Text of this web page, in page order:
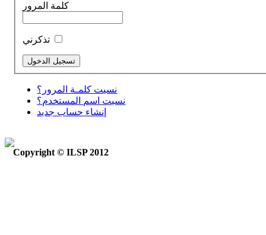
كلمة المرور
نسيت كلمـة المرور؟
نسيت اسم المستخدم؟
إنشاء حساب جديد
Copyright © ILSP 2012